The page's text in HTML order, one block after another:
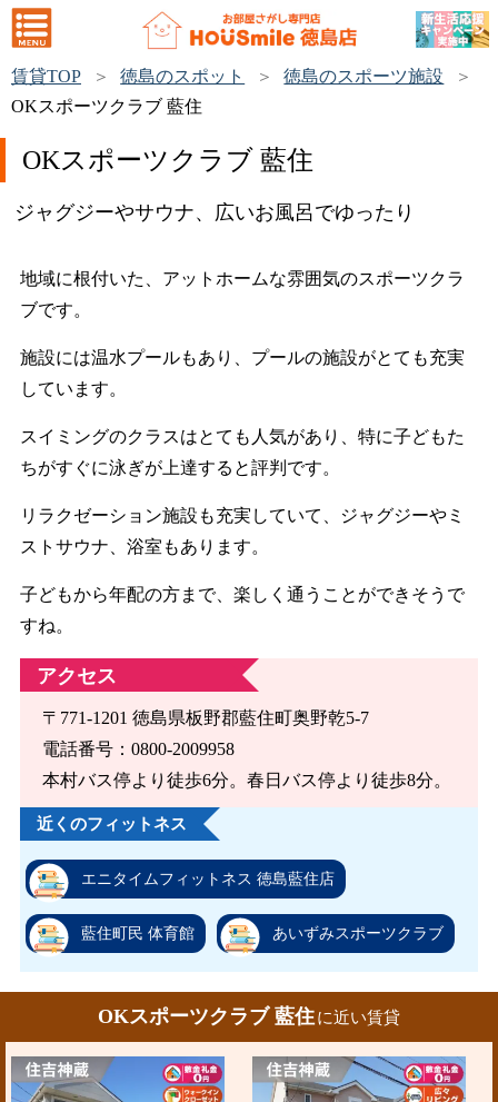
賃貸TOP 徳島のスポット
徳島のスポーツ施設
OKスポーツクラブ 藍住
OKスポーツクラブ 藍住
ジャグジーやサウナ、広いお風呂でゆったり
地域に根付いた、アットホームな雰囲気のスポーツクラ
ブです。
施設には温水プールもあり、プールの施設がとても充実
しています。
スイミングのクラスはとても人気があり、特に子どもた
ちがすぐに泳ぎが上達すると評判です。
リラクゼーション施設も充実していて、ジャグジーやミ
ストサウナ、浴室もあります。
子どもから年配の方まで、楽しく通うことができそうで
すね。
アクセス
〒771-1201 徳島県板野郡藍住町奥野乾5-7
電話番号：0800-2009958
本村バス停より徒歩6分。春日バス停より徒歩8分。
近くのフィットネス
エニタイムフィットネス 徳島藍住店
藍住町民 体育館 あいずみスポーツクラブ
OKスポーツクラブ 藍住に近い賃貸